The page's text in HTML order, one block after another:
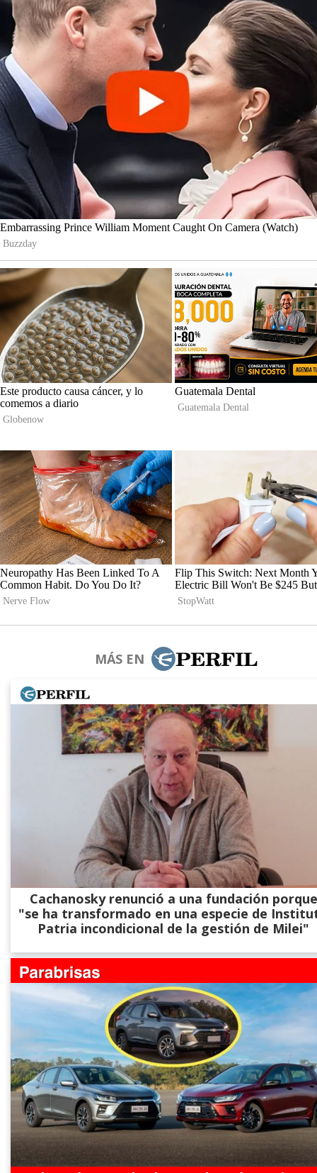
MÁS EN
Cachanosky renunció a una fundación porque
"se ha transformado en una especie de
Patria incondicional de la gestión de Milei"